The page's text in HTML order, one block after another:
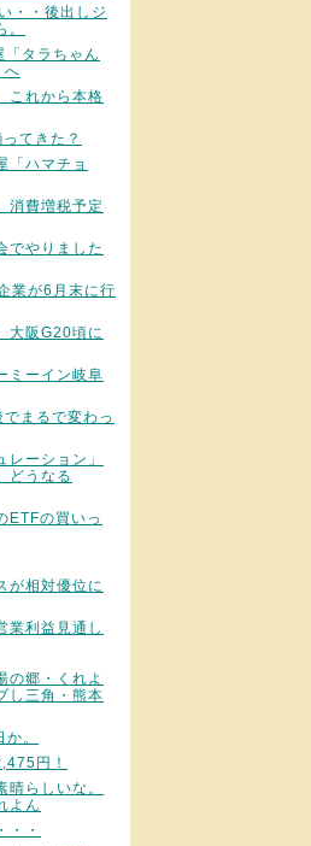
・・後出しジ
タラちゃん
へ
これから本格
てきた？
「ハマチョ
費増税予定
でやりました
業が6月末に行
大阪G20頃に
ミーイン岐阜
まるで変わっ
レーション」
どうなる
ETFの買いっ
が相対優位に
業利益見通し
の郷・くれよ
し三角・熊本
。
円！
らしいな。
よん
・・